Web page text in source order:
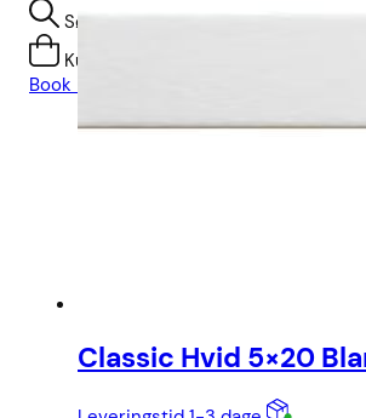
Søg
Kurv
Book indretningskonsulent
Classic Hvid 5×20